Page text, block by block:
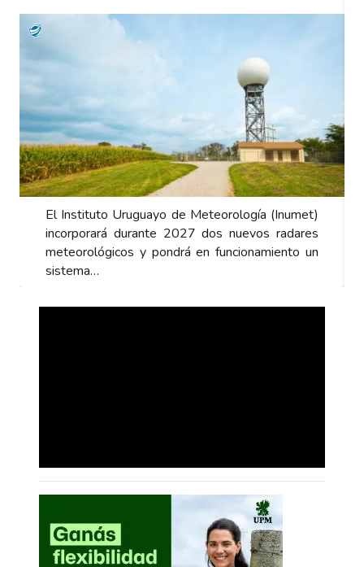
Uruguayo de Meteorología (Inumet)
durante 2027 dos nuevos radares
y pondrá en funcionamiento un
El Instituto
incorporará